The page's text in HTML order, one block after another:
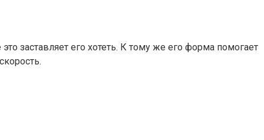
заставляет его хотеть. К тому же его форма помогает